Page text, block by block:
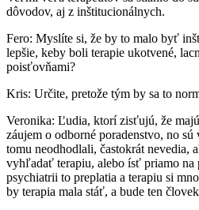
dôvodov, aj z inštitucionálnych.
Fero: Myslíte si, že by to malo byť
lepšie, keby boli terapie ukotvené,
poisťovňami?
Kris: Určite, pretože tým by sa to
Veronika: Ľudia, ktorí zisťujú, že
záujem o odborné poradenstvo, no sú
tomu neodhodlali, častokrát nevedia,
vyhľadať terapiu, alebo ísť priamo na
psychiatrii to preplatia a terapiu si
by terapia mala stáť, a bude ten